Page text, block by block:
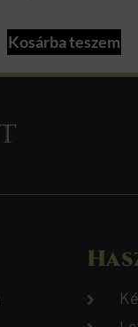
Kosárba teszem